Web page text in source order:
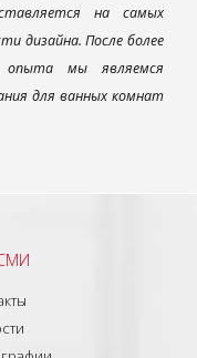
на самых
дизайна. После более
опыта мы являемся
для ванных комнат